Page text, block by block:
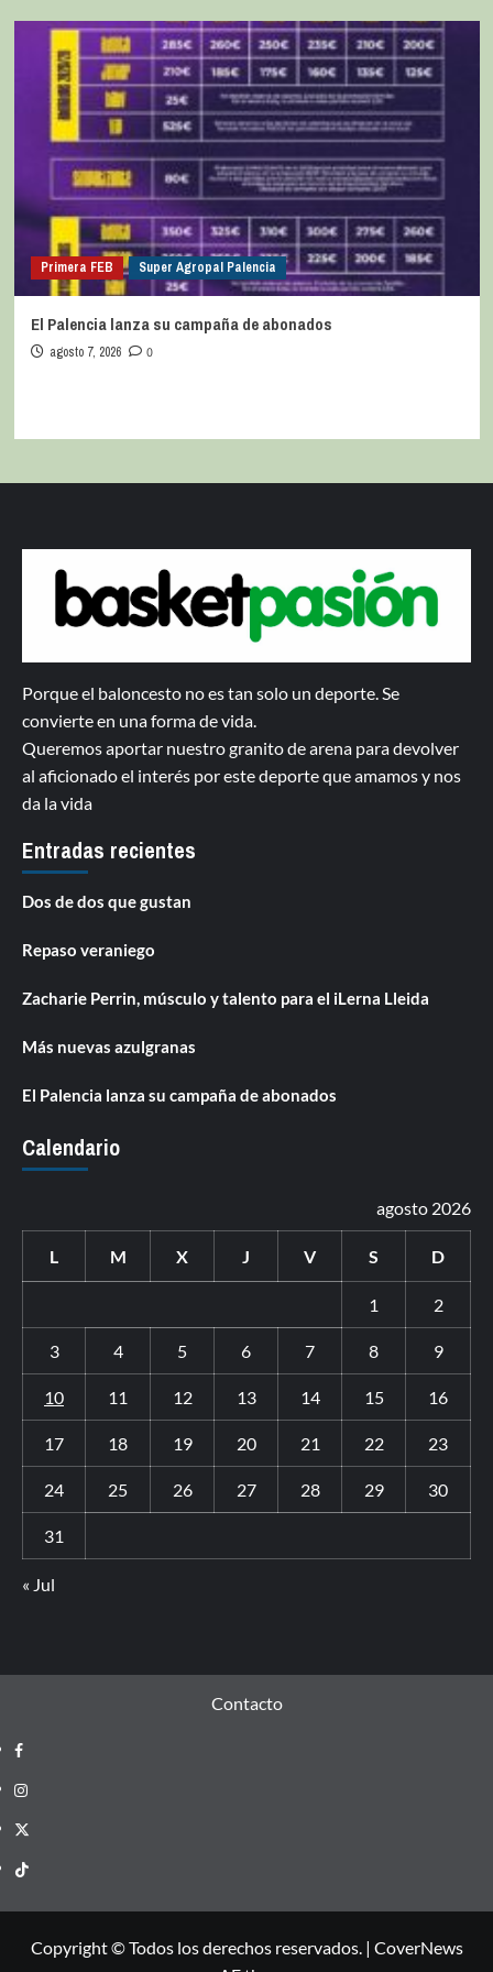
Primera FEB Super Agropal Palencia
El Palencia lanza su campaña de abonados
agosto 7, 2026 0
Porque el baloncesto no es tan solo un deporte. Se
convierte en una forma de vida.
Queremos aportar nuestro granito de arena para devolver
al aficionado el interés por este deporte que amamos y nos
da la vida
Entradas recientes
Dos de dos que gustan
Repaso veraniego
Zacharie Perrin, músculo y talento para el iLerna Lleida
Más nuevas azulgranas
El Palencia lanza su campaña de abonados
Calendario
agosto 2026
L M X J V S D
1 2
3 4 5 6 7 8 9
10 11 12 13 14 15 16
17 18 19 20 21 22 23
24 25 26 27 28 29 30
31
« Jul
Contacto
Copyright © Todos los derechos reservados. | CoverNews